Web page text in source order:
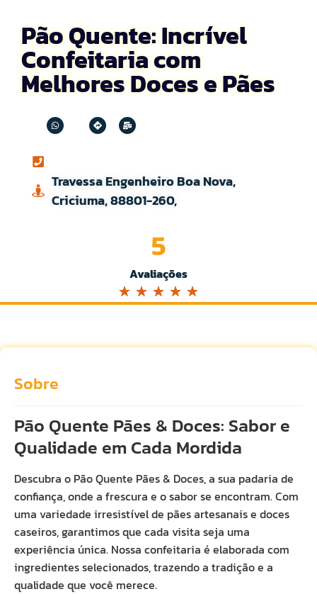
Pão Quente: Incrível
Confeitaria com
Melhores Doces e Pães
Travessa Engenheiro Boa Nova,
Criciuma, 88801-260,
Avaliações
5
☆ ☆ ☆ ☆ ☆
Sobre
Pão Quente Pães & Doces: Sabor e
Qualidade em Cada Mordida
Descubra o Pão Quente Pães & Doces, a sua padaria de
confiança, onde a frescura e o sabor se encontram. Com
uma variedade irresistível de pães artesanais e doces
caseiros, garantimos que cada visita seja uma
experiência única. Nossa confeitaria é elaborada com
ingredientes selecionados, trazendo a tradição e a
qualidade que você merece.